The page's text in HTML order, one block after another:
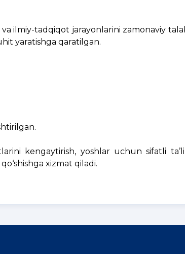
ilmiy-tadqiqot jarayonlarini zamonaviy
yaratishga qaratilgan.
kengaytirish, yoshlar uchun sifatli
xizmat qiladi.